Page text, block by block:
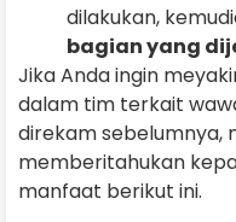
dilakukan,
bagian yang
Jika Anda ingin
dalam tim terkait
direkam sebelumnya,
memberitahukan
manfaat berikut ini.